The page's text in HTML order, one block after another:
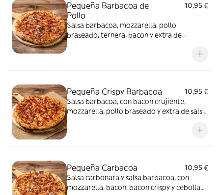
Pequeña Barbacoa de
Pollo
10,95 €
Salsa barbacoa, mozzarella, pollo
braseado, ternera, bacon y extra de
Pequeña Crispy Barbacoa
10,95 €
Salsa barbacoa, con bacon crujiente,
mozzarella, pollo braseado y extra de salsa
Pequeña Carbacoa
10,95 €
Salsa carbonara y salsa barbacoa, con
mozzarella, bacon, bacon crispy y cebolla